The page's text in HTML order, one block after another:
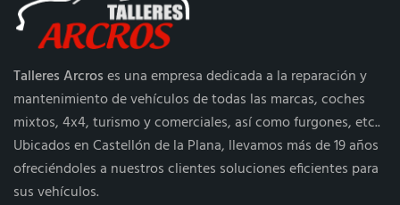
Talleres Arcroses una empresa dedicada a la reparación y
mantenimiento de vehículos de todas las marcas, coches
mixtos, 4x4, turismo y comerciales, así como furgones, etc..
Ubicados en Castellón de la Plana, llevamos más de 19 años
ofreciéndoles a nuestros clientes soluciones eficientes para
sus vehículos.